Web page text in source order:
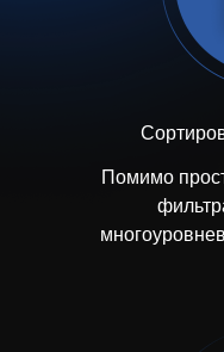
Помимо